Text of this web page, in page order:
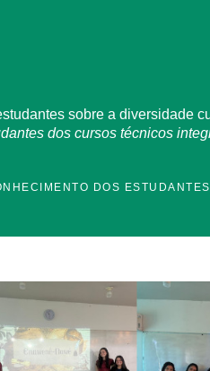
sobre a diversidade
dos cursos técnicos
DOS